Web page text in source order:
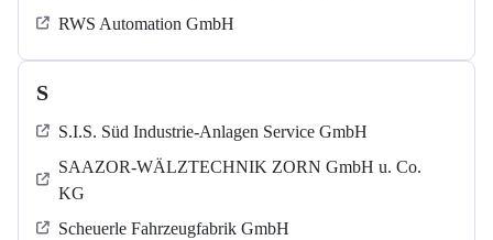
RWS Automation GmbH
S
S.I.S. Süd Industrie-Anlagen Service GmbH
SAAZOR-WÄLZTECHNIK ZORN GmbH u. Co.
KG
Scheuerle Fahrzeugfabrik GmbH